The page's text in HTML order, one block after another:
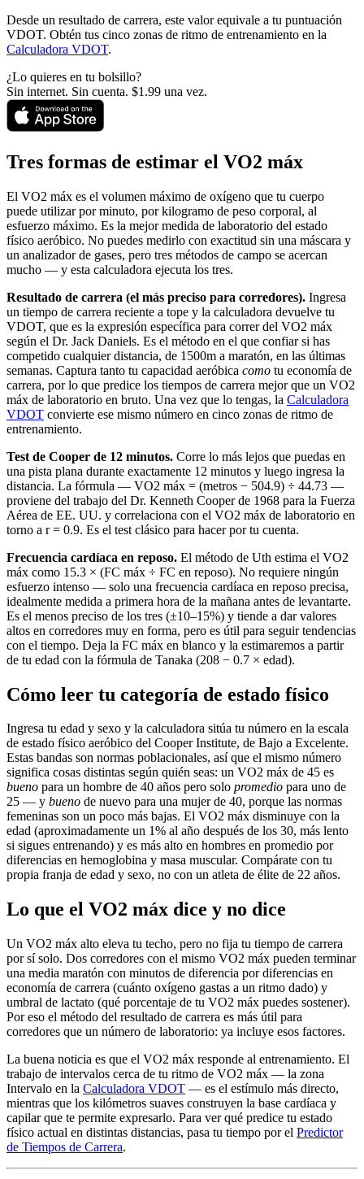
Desde un resultado de carrera, este valor equivale a tu puntuación
VDOT. Obtén tus cinco zonas de ritmo de entrenamiento en la
Calculadora VDOT.
¿Lo quieres en tu bolsillo?
Sin internet. Sin cuenta. $1.99 una vez.
Tres formas de estimar el VO2 máx
El VO2 máx es el volumen máximo de oxígeno que tu cuerpo
puede utilizar por minuto, por kilogramo de peso corporal, al
esfuerzo máximo. Es la mejor medida de laboratorio del estado
físico aeróbico. No puedes medirlo con exactitud sin una máscara y
un analizador de gases, pero tres métodos de campo se acercan
mucho — y esta calculadora ejecuta los tres.
Resultado de carrera (el más preciso para corredores). Ingresa
un tiempo de carrera reciente a tope y la calculadora devuelve tu
VDOT, que es la expresión específica para correr del VO2 máx
según el Dr. Jack Daniels. Es el método en el que confiar si has
competido cualquier distancia, de 1500m a maratón, en las últimas
semanas. Captura tanto tu capacidad aeróbica como tu economía de
carrera, por lo que predice los tiempos de carrera mejor que un VO2
máx de laboratorio en bruto. Una vez que lo tengas, la Calculadora
VDOT convierte ese mismo número en cinco zonas de ritmo de
entrenamiento.
Test de Cooper de 12 minutos. Corre lo más lejos que puedas en
una pista plana durante exactamente 12 minutos y luego ingresa la
distancia. La fórmula — VO2 máx = (metros − 504.9) ÷ 44.73 —
proviene del trabajo del Dr. Kenneth Cooper de 1968 para la Fuerza
Aérea de EE. UU. y correlaciona con el VO2 máx de laboratorio en
torno a r = 0.9. Es el test clásico para hacer por tu cuenta.
Frecuencia cardíaca en reposo. El método de Uth estima el VO2
máx como 15.3 × (FC máx ÷ FC en reposo). No requiere ningún
esfuerzo intenso — solo una frecuencia cardíaca en reposo precisa,
idealmente medida a primera hora de la mañana antes de levantarte.
Es el menos preciso de los tres (±10–15%) y tiende a dar valores
altos en corredores muy en forma, pero es útil para seguir tendencias
con el tiempo. Deja la FC máx en blanco y la estimaremos a partir
de tu edad con la fórmula de Tanaka (208 − 0.7 × edad).
Cómo leer tu categoría de estado físico
Ingresa tu edad y sexo y la calculadora sitúa tu número en la escala
de estado físico aeróbico del Cooper Institute, de Bajo a Excelente.
Estas bandas son normas poblacionales, así que el mismo número
significa cosas distintas según quién seas: un VO2 máx de 45 es
bueno para un hombre de 40 años pero solo promedio para uno de
25 — y bueno de nuevo para una mujer de 40, porque las normas
femeninas son un poco más bajas. El VO2 máx disminuye con la
edad (aproximadamente un 1% al año después de los 30, más lento
si sigues entrenando) y es más alto en hombres en promedio por
diferencias en hemoglobina y masa muscular. Compárate con tu
propia franja de edad y sexo, no con un atleta de élite de 22 años.
Lo que el VO2 máx dice y no dice
Un VO2 máx alto eleva tu techo, pero no fija tu tiempo de carrera
por sí solo. Dos corredores con el mismo VO2 máx pueden terminar
una media maratón con minutos de diferencia por diferencias en
economía de carrera (cuánto oxígeno gastas a un ritmo dado) y
umbral de lactato (qué porcentaje de tu VO2 máx puedes sostener).
Por eso el método del resultado de carrera es más útil para
corredores que un número de laboratorio: ya incluye esos factores.
La buena noticia es que el VO2 máx responde al entrenamiento. El
trabajo de intervalos cerca de tu ritmo de VO2 máx — la zona
Intervalo en la Calculadora VDOT — es el estímulo más directo,
mientras que los kilómetros suaves construyen la base cardíaca y
capilar que te permite expresarlo. Para ver qué predice tu estado
físico actual en distintas distancias, pasa tu tiempo por el Predictor
de Tiempos de Carrera.